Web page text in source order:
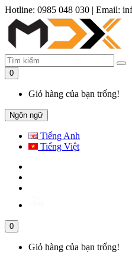
Hotline: 0985 048 030 | Email:
0
Giỏ hàng của bạn trống!
Ngôn ngữ
Tiếng Anh
Tiếng Việt
0
Giỏ hàng của bạn trống!